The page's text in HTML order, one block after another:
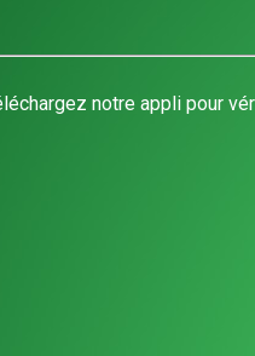
notre appli pour